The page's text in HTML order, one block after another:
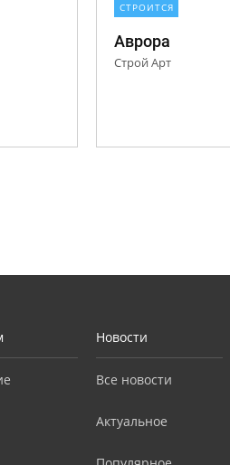
СТРОИТСЯ
Аврора
Строй Арт
Новости
Все новости
Актуальное